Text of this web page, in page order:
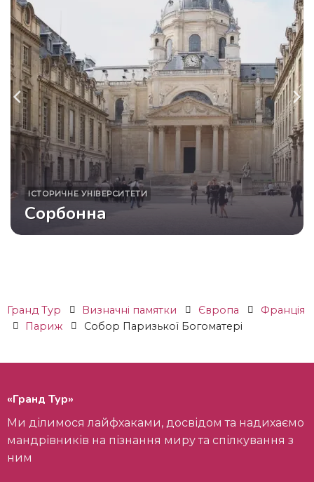
ІСТОРИЧНЕ УНІВЕРСИТЕТИ
Сорбонна
Гранд Тур Визначні памятки Європа
Франція
Париж
Собор Паризької Богоматері
«Гранд Тур»
Ми ділимося лайфхаками, досвідом та надихаємо
мандрівників на пізнання миру та спілкування з
ним